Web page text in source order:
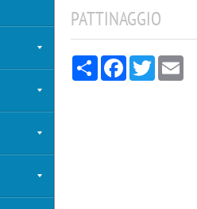
PATTINAGGIO
Share FacebookTwitter